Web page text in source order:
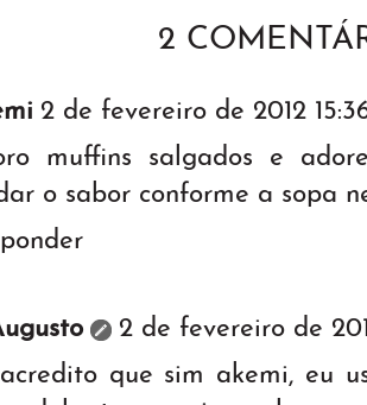
2
2 de fevereiro de 2012
muffins salgados e
o sabor conforme a sopa
2 de fevereiro de
que sim akemi, eu